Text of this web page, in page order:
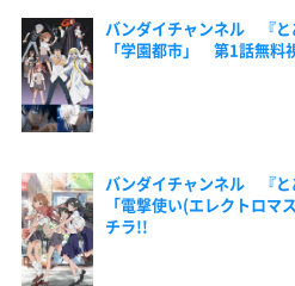
バンダイチャンネル 『
「学園都市」 第1話無料
バンダイチャンネル 『
「電撃使い(エレクトロ
チラ!!